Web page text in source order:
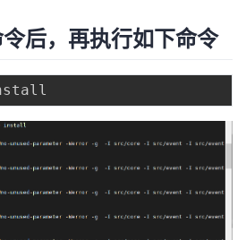
后，再执行如下命令